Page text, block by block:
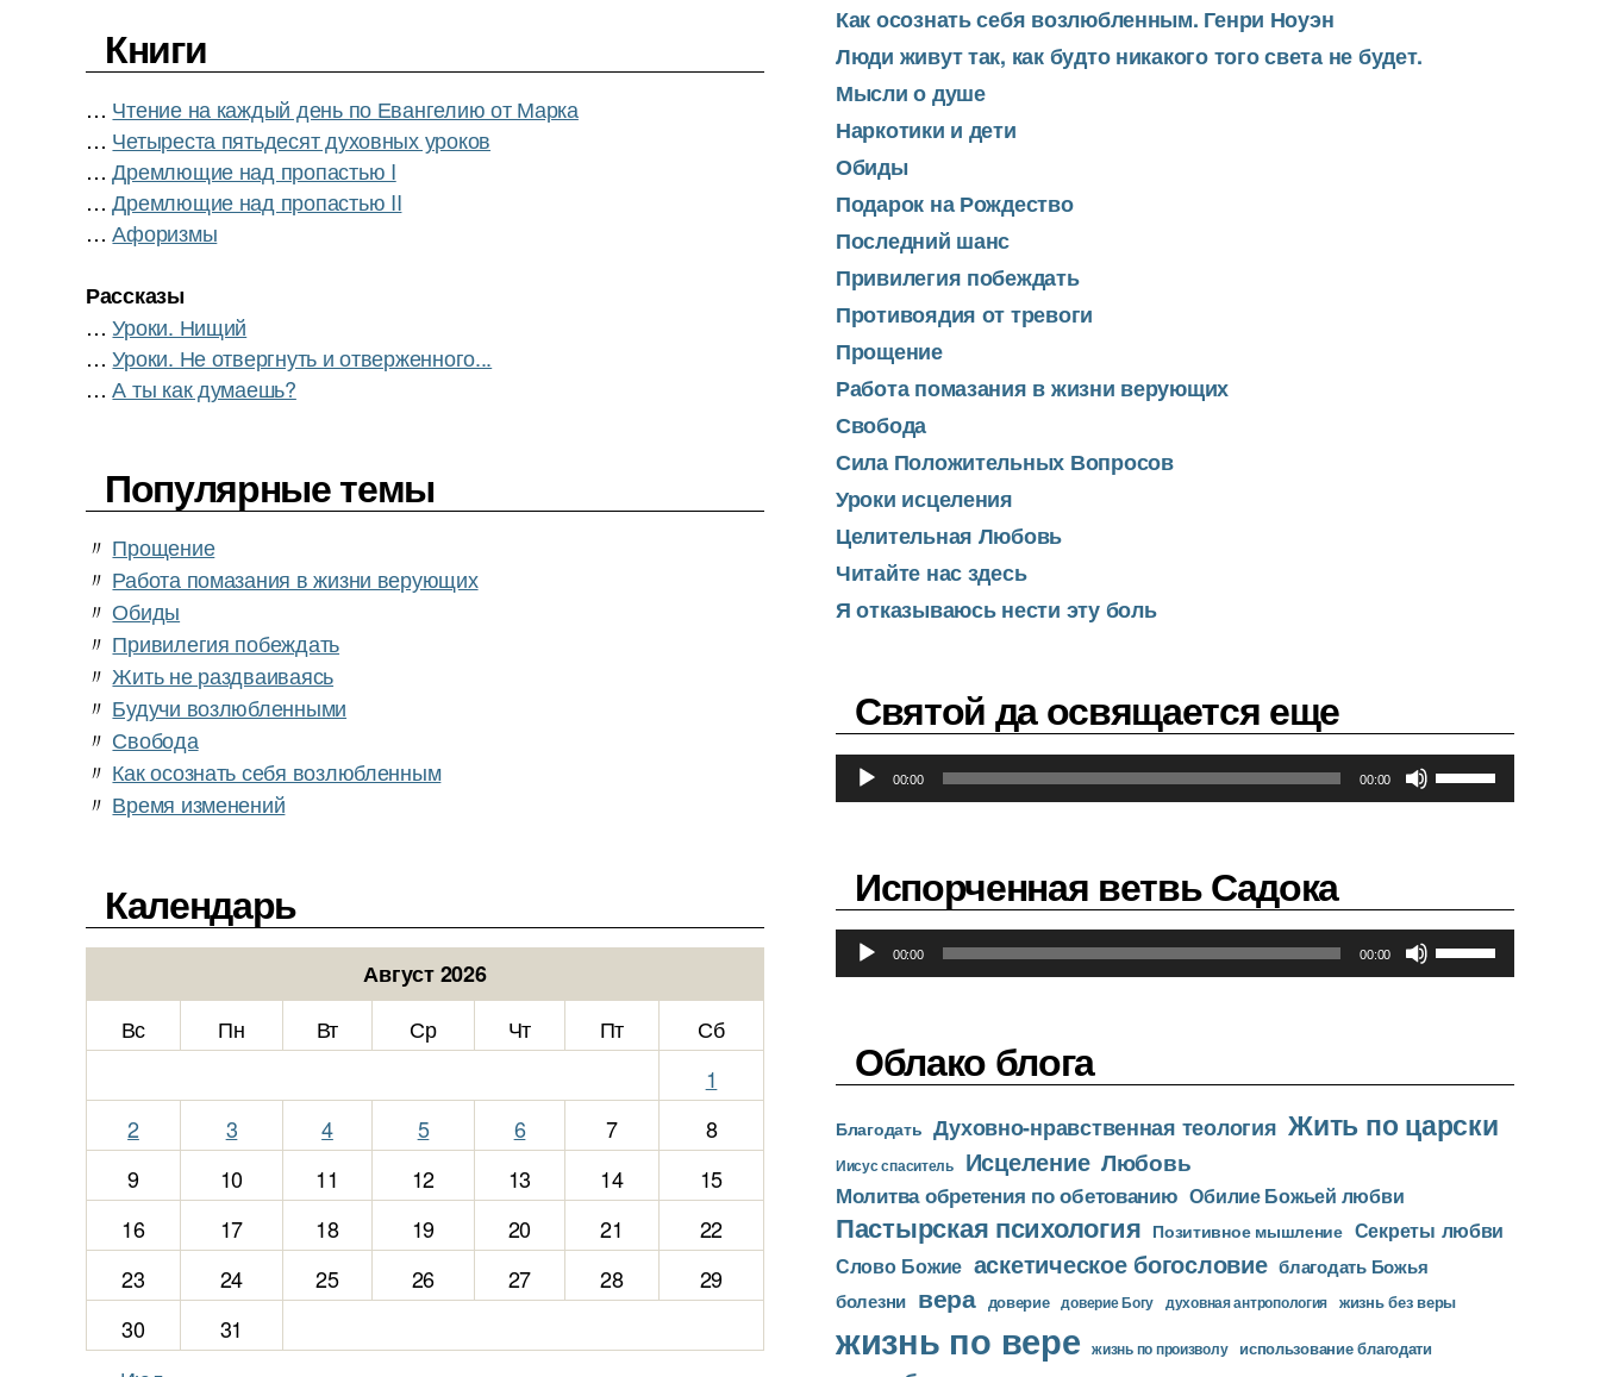
Книги
… Чтение на каждый день по Евангелию от Марка
… Четыреста пятьдесят духовных уроков
…Дремлющие над пропастью I
…Дремлющие над пропастью II
…Афоризмы
Рассказы
…Уроки. Нищий
…Уроки. Не отвергнуть и отверженного...
…А ты как думаешь?
Популярные темы
〃 Прощение
〃 Работа помазания в жизни верующих
〃 Обиды
〃 Привилегия побеждать
〃 Жить не раздваиваясь
〃 Будучи возлюбленными
〃 Свобода
〃 Как осознать себя возлюбленным
〃 Время изменений
Календарь
Август 2026
Вс
Пн Вт Ср Чт Пт
Сб
1
2
3 4 5 6 7
8
9
10 11 12 13 14
15
16
17 18 19 20 21
22
23
24 25 26 27 28
29
30
31
Как осознать себя возлюбленным. Генри Ноуэн
Люди живут так, как будто никакого того света не будет.
Мысли о душе
Наркотики и дети
Обиды
Подарок на Рождество
Последний шанс
Привилегия побеждать
Противоядия от тревоги
Прощение
Работа помазания в жизни верующих
Свобода
Сила Положительных Вопросов
Уроки исцеления
Целительная Любовь
Читайте нас здесь
Я отказываюсь нести эту боль
Святой да освящается еще
у
п
е
00:00 00:00
с
з
й
а
в
и
в
х
Испорченная ветвь Садока
у
л
е
е
р
00:00 00:00
с
з
у
й
л
и
Облако блога
Благодать Духовно-нравственная теология Жить по царски
Иисус спаситель Исцеление Любовь
Молитва обретения по обетованию Обилие Божьей любви
Пастырская психология Позитивное мышление Секреты любви
Слово Божие аскетическое богословие благодать Божья
болезни вера доверие доверие Богу духовная антропология жизнь без веры
жизнь по вере жизнь по произволу использование благодати